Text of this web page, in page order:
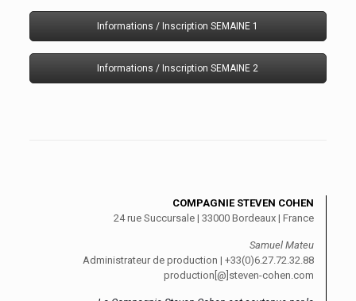
Informations / Inscription SEMAINE 1
Informations / Inscription SEMAINE 2
COMPAGNIE STEVEN COHEN
24 rue Succursale | 33000 Bordeaux | France
Samuel Mateu
Administrateur de production | +33(0)6.27.72.32.88
production[@]steven-cohen.com